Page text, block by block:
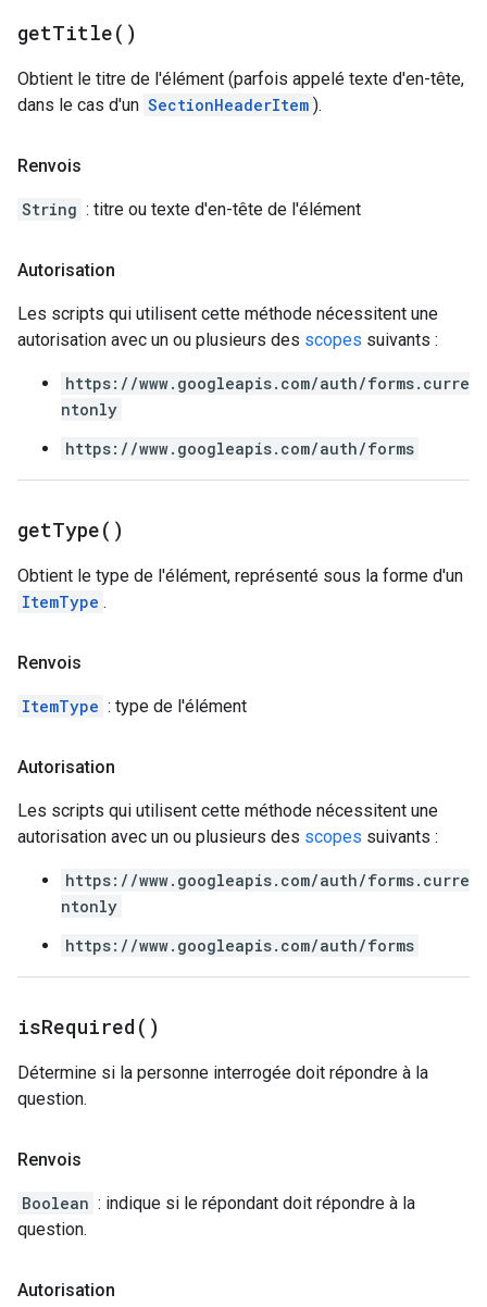
getTitle( )
Obtient le titre de l'élément (parfois appelé texte d'en-tête,
dans le cas d'un SectionHeaderItem ).
Renvois
String : titre ou texte d'en-tête de l'élément
Autorisation
Les scripts qui utilisent cette méthode nécessitent une
autorisation avec un ou plusieurs des scopes suivants :
https://www.googleapis.com/auth/forms.curre
ntonly
https://www.googleapis.com/auth/forms
getType( )
Obtient le type de l'élément, représenté sous la forme d'un
ItemType .
Renvois
ItemType : type de l'élément
Autorisation
Les scripts qui utilisent cette méthode nécessitent une
autorisation avec un ou plusieurs des scopes suivants :
https://www.googleapis.com/auth/forms.curre
ntonly
https://www.googleapis.com/auth/forms
isRequired( )
Détermine si la personne interrogée doit répondre à la
question.
Renvois
Boolean : indique si le répondant doit répondre à la
question.
Autorisation